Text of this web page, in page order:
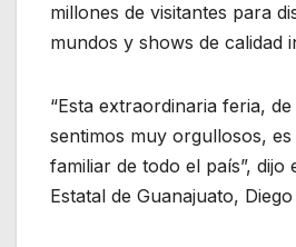
millones de visitantes para
mundos y shows de calidad
“Esta extraordinaria feria,
sentimos muy orgullosos,
familiar de todo el país”, dijo
Estatal de Guanajuato,